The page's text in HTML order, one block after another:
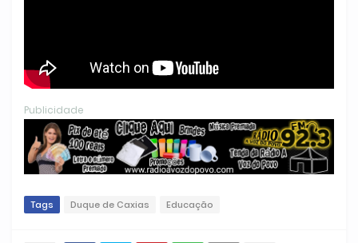
Publicidade
Tags Duque de Caxias Educação